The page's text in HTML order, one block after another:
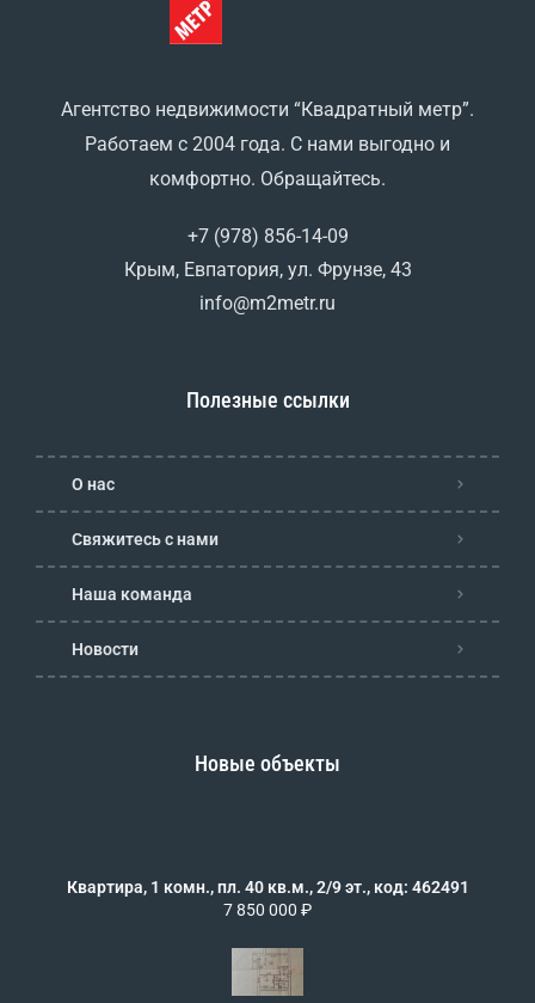
Агентство недвижимости “Квадратный метр”.
Работаем с 2004 года. С нами выгодно и
комфортно. Обращайтесь.
+7 (978) 856-14-09
Крым, Евпатория, ул. Фрунзе, 43
info@m2metr.ru
Полезные ссылки
О нас
Свяжитесь с нами
Наша команда
Новости
Новые объекты
Квартира, 1 комн., пл. 40 кв.м., 2/9 эт., код: 462491
7 850 000 ₽